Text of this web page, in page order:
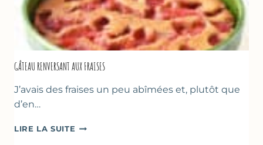
GÂTEAU RENVERSANT AUX FRAISES
J’avais des fraises un peu abîmées et, plutôt que
d’en…
LIRE LA SUITE GÂTEAU